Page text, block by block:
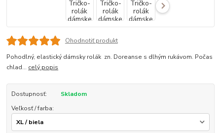
Ohodnotiť produkt
Pohodlný, elastický dámsky rolák zn. Doreanse s dlhým rukávom. Počas
chlad... celý popis
Dostupnosť:
Skladom
Veľkosť / farba: